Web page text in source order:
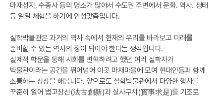
마재성지, 수종사 등의 명소가 많아서 수도권 주변에서 문화. 역사. 생태
등 일일 체험을 하기에 안성맞춤입니다.
실학박물관은 과거의 역사 속에서 현재의 우리를 바라보고 미래를
준비할 수 있는 역사의 장이 되어야 한다는 생각입니다.
실제적 학문을 통해 사회를 변혁하려고 했던 여러 실학자가
박물관이라는 공간을 뛰어넘어 이곳 마재마을에 모여 현대인들과 함께
소통하는 상상을 해봅니다. 앞으로도 실학박물관에서 다양한 행사를
꾸준히 열어 법고창신(法古創新)과 실사구시(實事求是)를 기조로